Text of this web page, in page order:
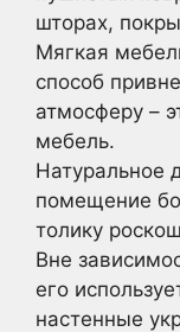
шторах,
Мягкая
способ
атмосферу –
мебель.
Натуральное
помещение
толику
Вне
его
настенные